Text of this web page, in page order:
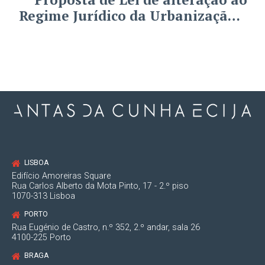
Regime Jurídico da Urbanização e
LISBOA
Edifício Amoreiras Square
Rua Carlos Alberto da Mota Pinto, 17 - 2.º piso
1070-313 Lisboa
PORTO
Rua Eugénio de Castro, n.º 352, 2.º andar, sala 26
4100-225 Porto
BRAGA